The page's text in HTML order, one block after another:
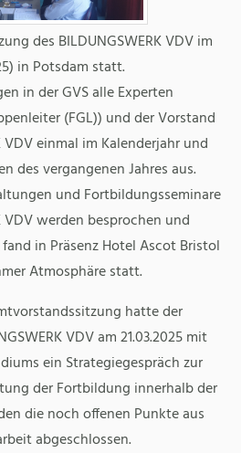
des BILDUNGSWERK VDV im
in Potsdam statt.
in der GVS alle Experten
(FGL)) und der Vorstand
VDV einmal im Kalenderjahr und
des vergangenen Jahres aus.
und Fortbildungsseminare
VDV werden besprochen und
in Präsenz Hotel Ascot Bristol
Atmosphäre statt.
hatte der
VDV am 21.03.2025 mit
ein Strategiegespräch zur
der Fortbildung innerhalb der
die noch offenen Punkte aus
abgeschlossen.